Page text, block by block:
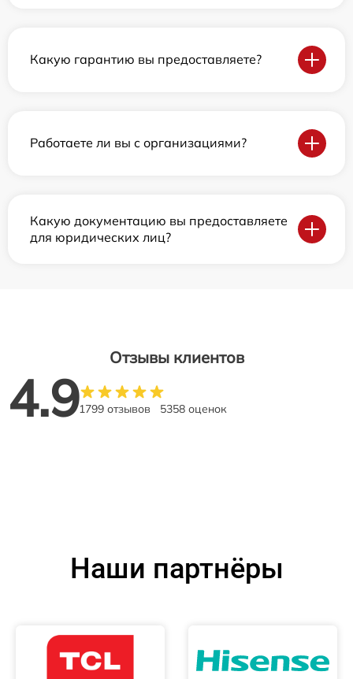
Какую гарантию вы предоставляете?
Работаете ли вы с организациями?
Какую документацию вы предоставляете
для юридических лиц?
Отзывы клиентов
4.91799 отзывов 5358 оценок
Наши партнёры